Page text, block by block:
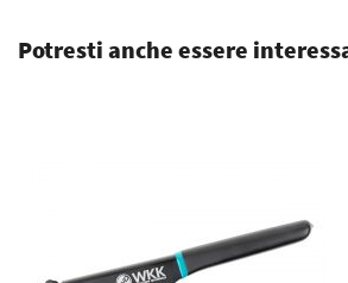
Potresti anche essere